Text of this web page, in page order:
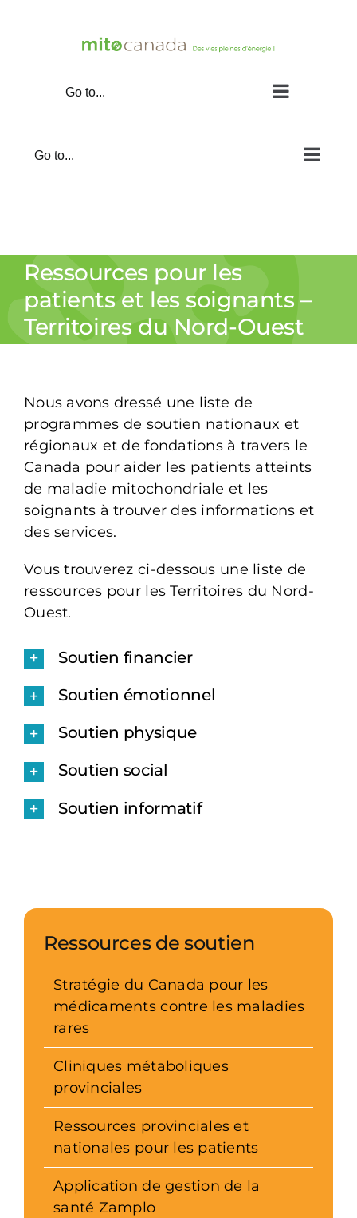
Go to...
Go to...
Ressources pour les
patients et les soignants –
Territoires du Nord-Ouest
Nous avons dressé une liste de
programmes de soutien nationaux et
régionaux et de fondations à travers le
Canada pour aider les patients atteints
de maladie mitochondriale et les
soignants à trouver des informations et
des services.
Vous trouverez ci-dessous une liste de
ressources pour les Territoires du Nord-
Ouest.
Soutien financier
Soutien émotionnel
Soutien physique
Soutien social
Soutien informatif
Ressources de soutien
Stratégie du Canada pour les
médicaments contre les maladies
rares
Cliniques métaboliques
provinciales
Ressources provinciales et
nationales pour les patients
Application de gestion de la
santé Zamplo